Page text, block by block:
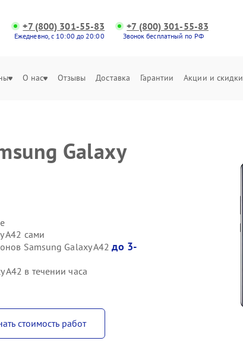
+7 (800) 301-55-83
Ежедневно, с 10:00 до 20:00
+7 (800) 301-55-83
Звонок бесплатный по РФ
О нас Отзывы Доставка Гарантии Акции и скидки
Galaxy
A42 сами
Samsung Galaxy A42до 3-
в течении часа
стоимость работ